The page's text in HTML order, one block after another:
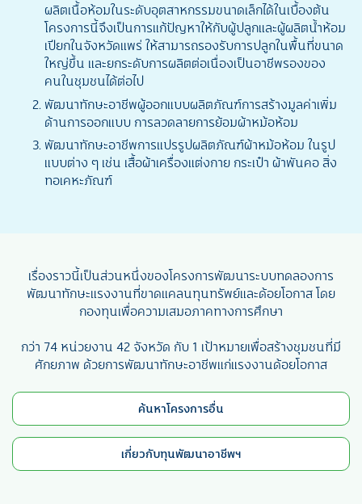
ผลิตเนื้อห้อมในระดับอุตสาหกรรมขนาดเล็กได้ในเบื้องต้น
โครงการนี้จึงเป็นการแก้ปัญหาให้กับผู้ปลูกและผู้ผลิตน้ำห้อม
เปียกในจังหวัดแพร่ ให้สามารถรองรับการปลูกในพื้นที่ขนาด
ใหญ่ขึ้น และยกระดับการผลิตต่อเนื่องเป็นอาชีพรองของ
คนในชุมชนได้ต่อไป
พัฒนาทักษะอาชีพผู้ออกแบบผลิตภัณฑ์การสร้างมูลค่าเพิ่ม
ด้านการออกแบบ การลวดลายการย้อมผ้าหม้อห้อม
พัฒนาทักษะอาชีพการแปรรูปผลิตภัณฑ์ผ้าหม้อห้อม ในรูป
แบบต่าง ๆ เช่น เสื้อผ้าเครื่องแต่งกาย กระเป๋า ผ้าพันคอ สิ่ง
ทอเคหะภัณฑ์
เรื่องราวนี้เป็นส่วนหนึ่งของโครงการพัฒนาระบบทดลองการ
พัฒนาทักษะแรงงานที่ขาดแคลนทุนทรัพย์และด้อยโอกาส โดย
กองทุนเพื่อความเสมอภาคทางการศึกษา
กว่า 74 หน่วยงาน 42 จังหวัด กับ 1 เป้าหมายเพื่อสร้างชุมชนที่มี
ศักยภาพ ด้วยการพัฒนาทักษะอาชีพแก่แรงงานด้อยโอกาส
ค้นหาโครงการอื่น
เกี่ยวกับทุนพัฒนาอาชีพฯ